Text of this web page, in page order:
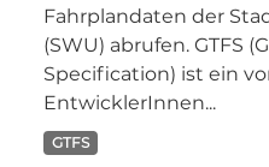
Fahrplandaten der
(SWU) abrufen. GTFS
Specification) ist ein
EntwicklerInnen...
GTFS